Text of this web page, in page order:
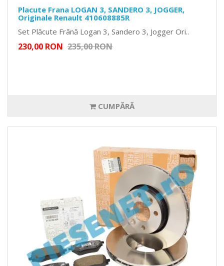
Placute Frana LOGAN 3, SANDERO 3, JOGGER,
Originale Renault 410608885R
Set Plăcute Frână Logan 3, Sandero 3, Jogger Ori..
230,00 RON 235,00 RON
CUMPĂRĂ